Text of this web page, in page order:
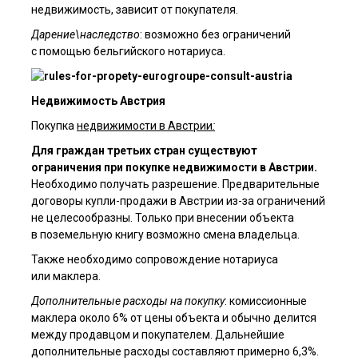
согласие на обработку персональных данных третьими лицами.
Отправить
недвижимость, зависит от покупателя.
Дарение\наследство: возможно без ограничений
с помощью бельгийского нотариуса.
Недвижимость Австрия
Покупка недвижимости в Австрии:
Для граждан третьих стран существуют
ограничения при покупке недвижимости в Австрии.
Необходимо получать разрешение. Предварительные
договоры купли-продажи в Австрии из-за ограничений
не целесообразны. Только при внесении объекта
в поземельную книгу возможно смена владельца.
Также необходимо сопровождение нотариуса
или маклера.
Дополнительные расходы на покупку: комиссионные
маклера около 6% от цены объекта и обычно делится
между продавцом и покупателем. Дальнейшие
дополнительные расходы составляют примерно 6,3%.